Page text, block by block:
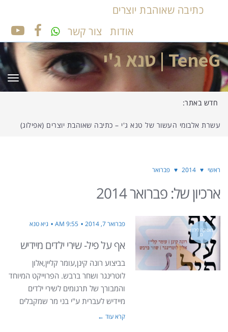
כתיבה שאוהבת יוצרים
אודות
צור קשר
TeneG | טנא ג'י
חדש באתר:
עשרת אלבומי העשור של טנא ג'י – כתיבה שאוהבת יוצרים (אפילוג)
ראשי ♥
2014
♥ פברואר
ארכיון של: פברואר 2014
מוסיקה לילדי
ם
פברואר 7, 2014 9:55 AM גיא טנא
אף על פיל- שירי ילדים מיידיש
בביצוע רונה קינן,עומר קליין,אלון
לוטרינגר ושחר ברבש. הפרוייקט המיוחד
והמבורך של תרגומים לשירי ילדים
מיידיש לעברית ע"י בני מר שמקבלים
קרא עוד ←